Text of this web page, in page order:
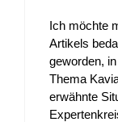
Ich möchte
Artikels
geworden,
Thema
erwähnte